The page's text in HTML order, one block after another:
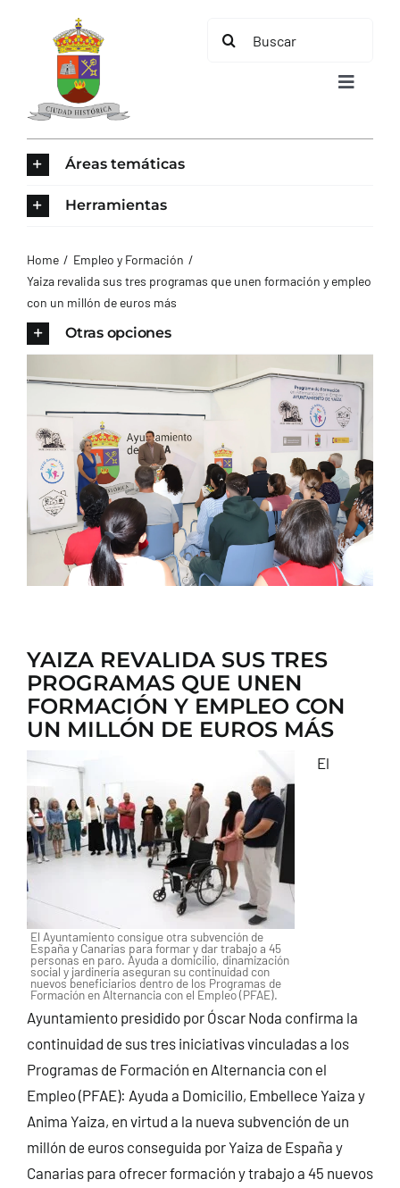
contenido
Buscar:
Toggle
AYUNTAMIENTO
CONTACTO
Áreas temáticas
Herramientas
Home
Empleo y Formación
Yaiza revalida sus tres programas que unen formación y empleo
con un millón de euros más
Otras opciones
YAIZA REVALIDA SUS TRES
PROGRAMAS QUE UNEN
FORMACIÓN Y EMPLEO CON
UN MILLÓN DE EUROS MÁS
El Ayuntamiento consigue otra subvención de
España y Canarias para formar y dar trabajo a 45
personas en paro. Ayuda a domicilio, dinamización
social y jardinería aseguran su continuidad con
nuevos beneficiarios dentro de los Programas de
Formación en Alternancia con el Empleo (PFAE).
El
Ayuntamiento presidido por Óscar Noda confirma la
continuidad de sus tres iniciativas vinculadas a los
Programas de Formación en Alternancia con el
Empleo (PFAE): Ayuda a Domicilio, Embellece Yaiza y
Anima Yaiza, en virtud a la nueva subvención de un
millón de euros conseguida por Yaiza de España y
Canarias para ofrecer formación y trabajo a 45 nuevos